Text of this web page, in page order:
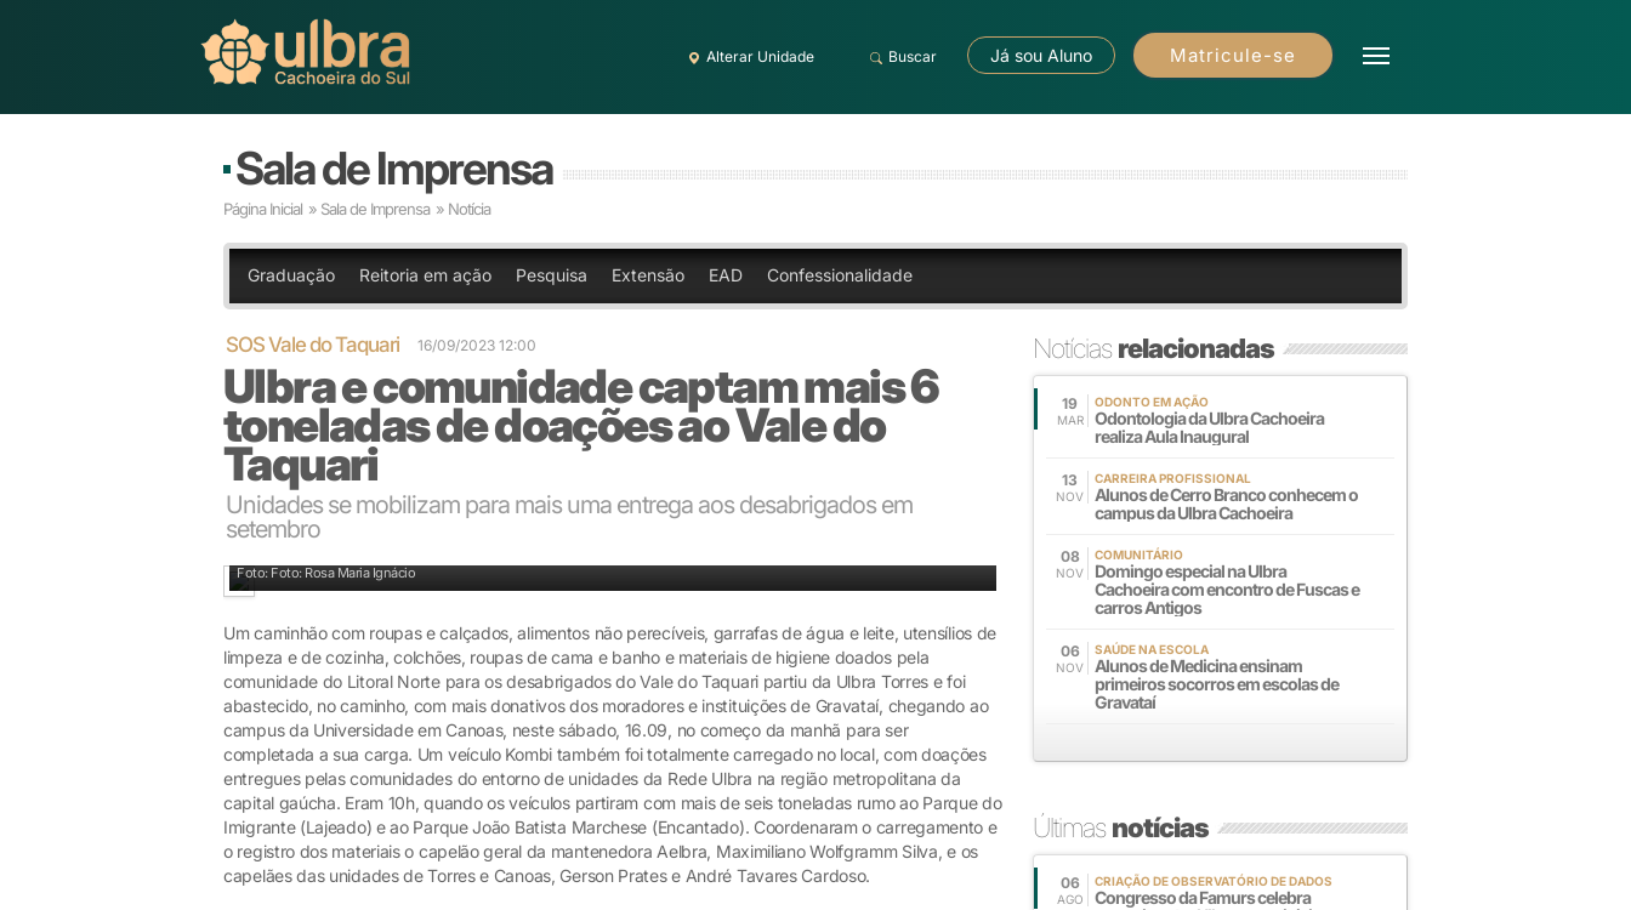
Alterar Unidade Buscar Já sou Aluno Matricule-se
Sala de Imprensa
Página Inicial » Sala de Imprensa » Notícia
Graduação Reitoria em ação Pesquisa Extensão EAD Confessionalidade
SOS Vale do Taquari 16/09/2023 12:00
Ulbra e comunidade captam mais 6
toneladas de doações ao Vale do
Taquari
Unidades se mobilizam para mais uma entrega aos desabrigados em
setembro
Foto: Foto: Rosa Maria Ignácio
Um caminhão com roupas e calçados, alimentos não perecíveis, garrafas de água e leite, utensílios de
limpeza e de cozinha, colchões, roupas de cama e banho e materiais de higiene doados pela
comunidade do Litoral Norte para os desabrigados do Vale do Taquari partiu da Ulbra Torres e foi
abastecido, no caminho, com mais donativos dos moradores e instituições de Gravataí, chegando ao
campus da Universidade em Canoas, neste sábado, 16.09, no começo da manhã para ser
completada a sua carga. Um veículo Kombi também foi totalmente carregado no local, com doações
entregues pelas comunidades do entorno de unidades da Rede Ulbra na região metropolitana da
capital gaúcha. Eram 10h, quando os veículos partiram com mais de seis toneladas rumo ao Parque do
Imigrante (Lajeado) e ao Parque João Batista Marchese (Encantado). Coordenaram o carregamento e
o registro dos materiais o capelão geral da mantenedora Aelbra, Maximiliano Wolfgramm Silva, e os
capelães das unidades de Torres e Canoas, Gerson Prates e André Tavares Cardoso.
Notíciasrelacionadas
19
MAR
ODONTO EM AÇÃO
Odontologia da Ulbra Cachoeira
realiza Aula Inaugural
13
NOV
CARREIRA PROFISSIONAL
Alunos de Cerro Branco conhecem o
campus da Ulbra Cachoeira
08
NOV
COMUNITÁRIO
Domingo especial na Ulbra
Cachoeira com encontro de Fuscas e
carros Antigos
06
NOV
SAÚDE NA ESCOLA
Alunos de Medicina ensinam
primeiros socorros em escolas de
Gravataí
Últimasnotícias
06
AGO
CRIAÇÃO DE OBSERVATÓRIO DE DADOS
Congresso da Famurs celebra